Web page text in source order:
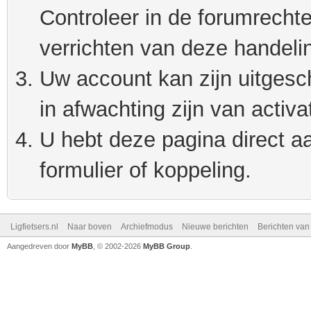
Controleer in de
verrichten van deze
Uw account kan zijn
in afwachting zijn van
U hebt deze pagina direct
formulier of koppeling.
Ligfietsers.nl Naar boven Archiefmodus Nieuwe berichten Berichten
Aangedreven door MyBB , © 2002-2026 MyBB Group